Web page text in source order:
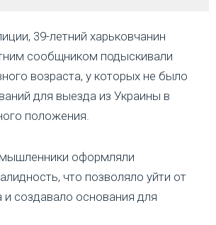
39-летний харьковчанин
сообщником подыскивали
возраста, у которых не было
для выезда из Украины в
положения.
оформляли
что позволяло уйти от
и создавало основания для